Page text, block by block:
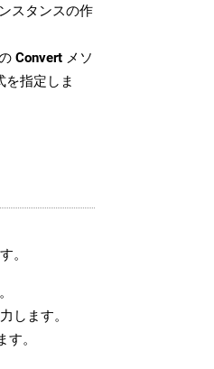
スタンスの作
Convert メソ
を指定しま
。
します。
。